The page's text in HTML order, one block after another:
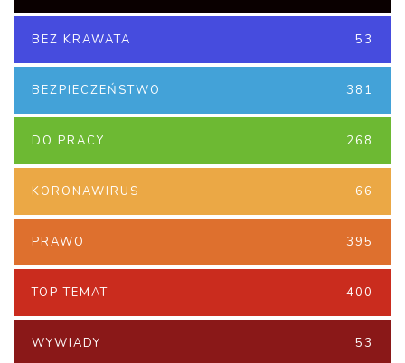
BEZ KRAWATA 53
BEZPIECZEŃSTWO 381
DO PRACY 268
KORONAWIRUS 66
PRAWO 395
TOP TEMAT 400
WYWIADY 53